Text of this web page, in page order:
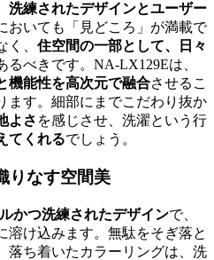
洗練されたデザインとユーザー
おいても「見どころ」が満載で
、 住空間の一部として、日々
るべきです。NA-LX129Eは、
機能性を高次元で融合させるこ
ます。細部にまでこだわり抜か
よさ を感じさせ、洗濯という行
てくれるでしょう。
りなす空間美
かつ洗練されたデザインで、
溶け込みます。無駄をそぎ落と
落ち着いたカラーリングは、洗